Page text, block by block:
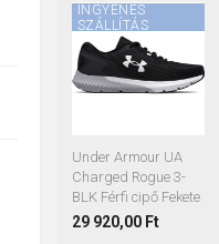
INGYENES
SZÁLLÍTÁS
Under Armour UA
Charged Rogue 3-
BLK Férfi cipő Fekete
29 920,00 Ft
41 42
45